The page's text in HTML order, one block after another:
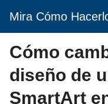
Mira Cómo
Cómo
diseño de
SmartArt